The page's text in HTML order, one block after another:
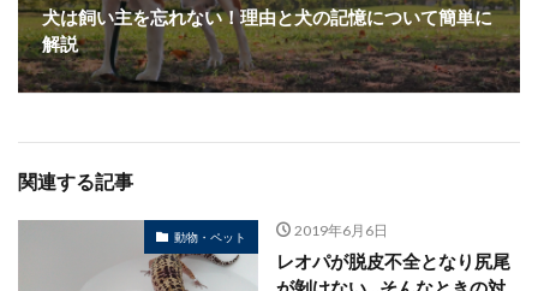
犬は飼い主を忘れない！理由と犬の記憶について簡単に
解説
関連する記事
動物・ペット 2019年6月6日
レオパが脱皮不全となり尻尾